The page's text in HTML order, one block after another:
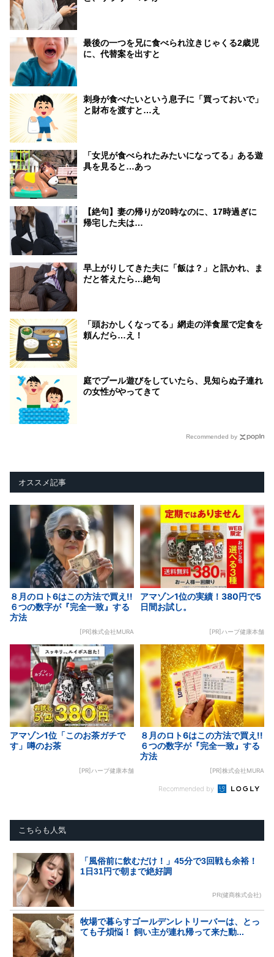
最後の一つを兄に食べられ泣きじゃくる2歳児
に、代替案を出すと
刺身が食べたいという息子に「買っておいで」
と財布を渡すと…え
「女児が食べられたみたいになってる」ある遊
具を見ると…あっ
【絶句】妻の帰りが20時なのに、17時過ぎに
帰宅した夫は…
早上がりしてきた夫に「飯は？」と訊かれ、ま
だと答えたら…絶句
「頭おかしくなってる」網走の洋食屋で定食を
頼んだら…え！
庭でプール遊びをしていたら、見知らぬ子連れ
の女性がやってきて
Recommended by
オススメ記事
８月のロト6はこの方法で買え!!
６つの数字が『完全一致』する
方法
[PR]株式会社MURA
アマゾン1位の実績！380円で5
日間お試し。
[PR]ハーブ健康本舗
アマゾン1位「このお茶ガチで
す」噂のお茶
[PR]ハーブ健康本舗
８月のロト6はこの方法で買え!!
６つの数字が『完全一致』する
方法
[PR]株式会社MURA
Recommended by
こちらも人気
「風俗前に飲むだけ！」45分で3回戦も余裕！
1日31円で朝まで絶好調
PR(健商株式会社)
牧場で暮らすゴールデンレトリーバーは、とっ
ても子煩悩！ 飼い主が連れ帰って来た動...